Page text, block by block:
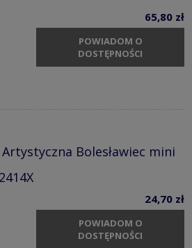
65,80 zł
POWIADOM O
DOSTĘPNOŚCI
Bolesławiec mini
24,70 zł
POWIADOM O
DOSTĘPNOŚCI